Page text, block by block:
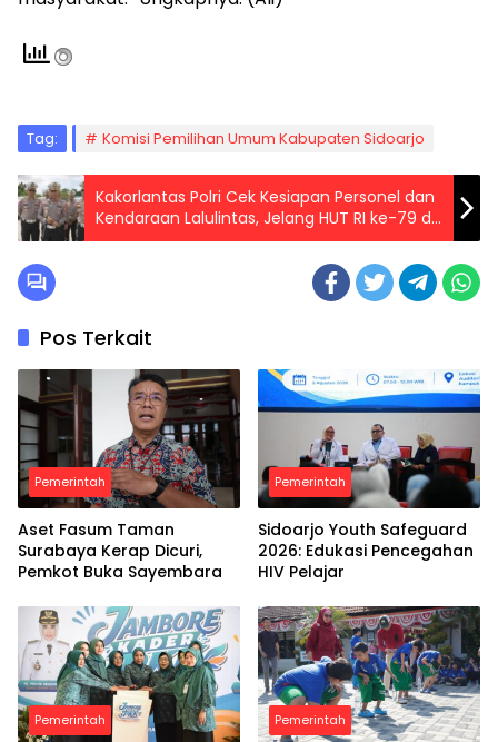
Tag: Komisi Pemilihan Umum Kabupaten Sidoarjo
Kakorlantas Polri Cek Kesiapan Personel dan
Kendaraan Lalulintas, Jelang HUT RI ke-79 di
IKN
Pos Terkait
Pemerintah
Aset Fasum Taman
Surabaya Kerap Dicuri,
Pemkot Buka Sayembara
Pemerintah
Sidoarjo Youth Safeguard
2026: Edukasi Pencegahan
HIV Pelajar
Pemerintah Pemerintah